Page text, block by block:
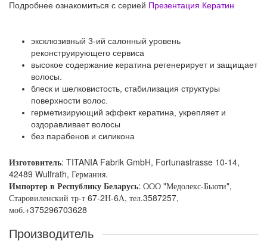
Подробнее ознакомиться с серией Презентация Кератин
эксклюзивный 3-ий салонный уровень
реконструирующего сервиса
высокое содержание кератина регенерирует и защищает
волосы.
блеск и шелковистость, стабилизация структуры
поверхности волос.
герметизирующий эффект кератина, укрепляет и
оздоравливает волосы
без парабенов и силикона
Изготовитель: TITANIA Fabrik GmbH, Fortunastrasse 10-14,
42489 Wulfrath, Германия.
Импортер в Республику Беларусь: ООО "Медолекс-Бьюти",
Старовиленский тр-т 67-2Н-6А, тел.3587257,
моб.+375296703628
Производитель